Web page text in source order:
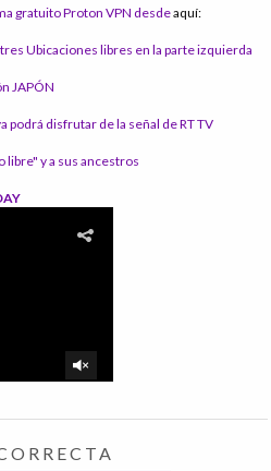
gratuito Proton VPN desdeaquí:
Ubicaciones libres en la parte izquierda
JAPÓN
podrá disfrutar de la señal de RT TV
libre" y a sus ancestros